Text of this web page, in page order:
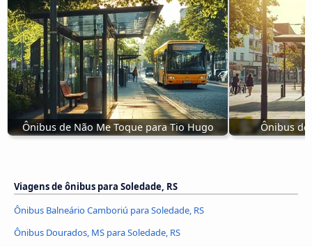
Ônibus de Não Me Toque para Tio Hugo Ônibus de
Viagens de ônibus para Soledade, RS
Ônibus Balneário Camboriú para Soledade, RS
Ônibus Dourados, MS para Soledade, RS